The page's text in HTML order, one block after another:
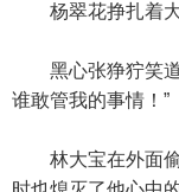
杨翠花挣扎着大
黑心张狰狞笑道
谁敢管我的事情！”
林大宝在外面偷